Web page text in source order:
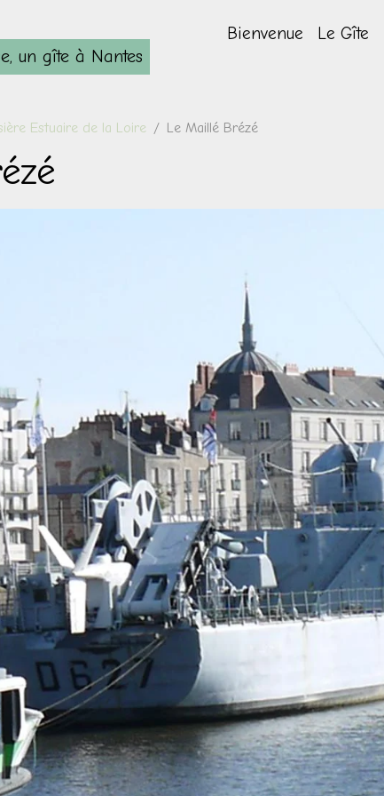
un gîte à Nantes
Bienvenue Le Gîte
Estuaire de la Loire Le Maillé Brézé